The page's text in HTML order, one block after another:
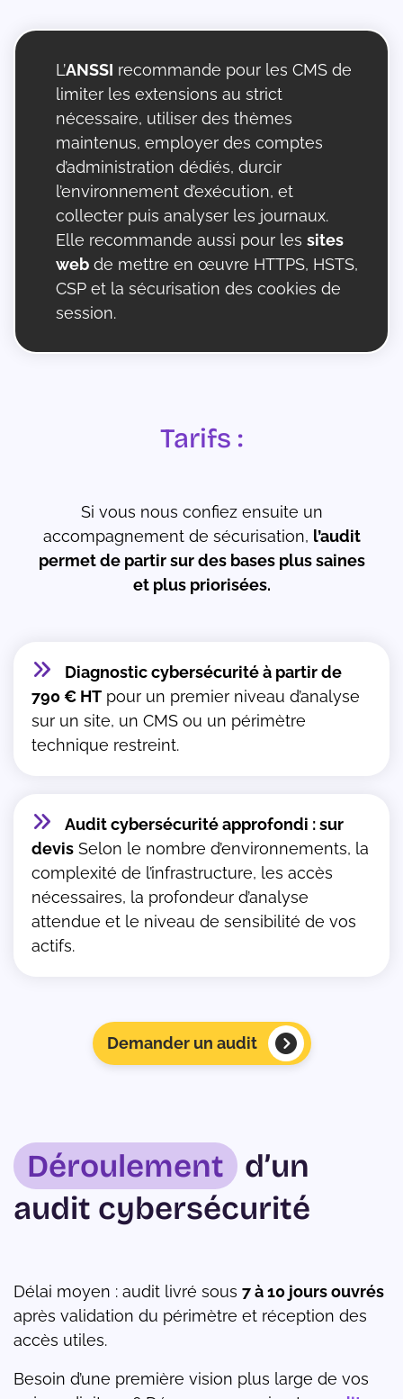
L’ANSSI recommande pour les CMS de
limiter les extensions au strict
nécessaire, utiliser des thèmes
maintenus, employer des comptes
d’administration dédiés, durcir
l’environnement d’exécution, et
collecter puis analyser les journaux.
Elle recommande aussi pour les sites
web de mettre en œuvre HTTPS, HSTS,
CSP et la sécurisation des cookies de
session.
Tarifs :
Si vous nous confiez ensuite un
accompagnement de sécurisation, l’audit
permet de partir sur des bases plus saines
et plus priorisées.
Diagnostic cybersécurité à partir de
790 € HT pour un premier niveau d’analyse
sur un site, un CMS ou un périmètre
technique restreint.
Audit cybersécurité approfondi : sur
devis Selon le nombre d’environnements, la
complexité de l’infrastructure, les accès
nécessaires, la profondeur d’analyse
attendue et le niveau de sensibilité de vos
actifs.
Demander un audit
Déroulement d’un
audit cybersécurité
Délai moyen : audit livré sous 7 à 10 jours ouvrés
après validation du périmètre et réception des
accès utiles.
Besoin d’une première vision plus large de vos